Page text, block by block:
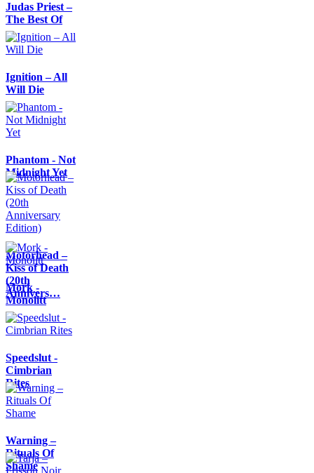
Judas Priest –
The Best Of
Ignition – All
Will Die
Phantom - Not
Midnight Yet
Motörhead –
Kiss of Death
(20th
Annivers…
Mork -
Monolitt
Speedslut -
Cimbrian
Rites
Warning –
Rituals Of
Shame